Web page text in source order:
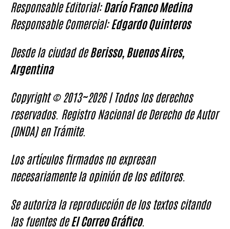
Responsable Editorial:Darío Franco Medina
Responsable Comercial:Edgardo Quinteros
Desde la ciudad deBerisso, Buenos Aires,
Argentina
Copyright © 2013~2026 | Todos los derechos
reservados. Registro Nacional de Derecho de Autor
(DNDA) en Trámite.
Los artículos firmados no expresan
necesariamente la opinión de los editores.
Se autoriza la reproducción de los textos citando
las fuentes deEl Correo Gráfico.